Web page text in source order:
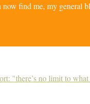
find me, my general
"there’s no limit to